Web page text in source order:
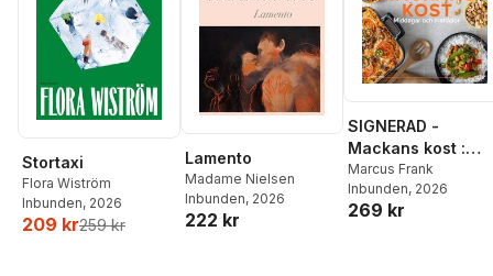
Stortaxi
Flora Wiström
Inbunden, 2026
209 kr259 kr
Lamento
Madame Nielsen
Inbunden, 2026
222 kr
SIGNERAD -
Mackans kost :
Middagar och
matlådor
Marcus Frank
Inbunden, 2026
269 kr